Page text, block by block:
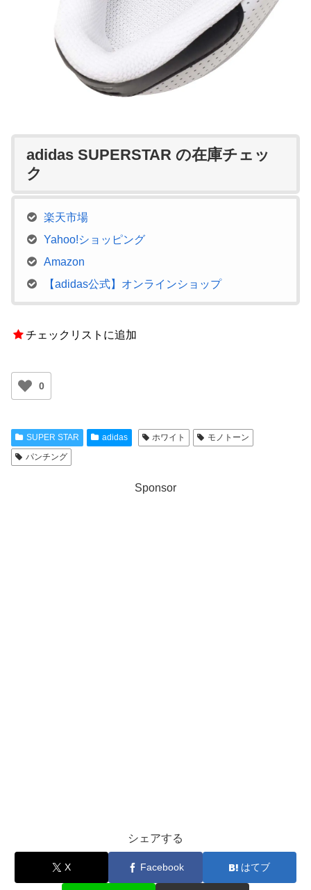
adidas SUPERSTAR の在庫チェッ
ク
楽天市場
Yahoo!ショッピング
Amazon
【adidas公式】オンラインショップ
チェックリストに追加
0
SUPER STAR adidas ホワイト
モノトーン
パンチング
Sponsor
シェアする
X Facebook はてブ